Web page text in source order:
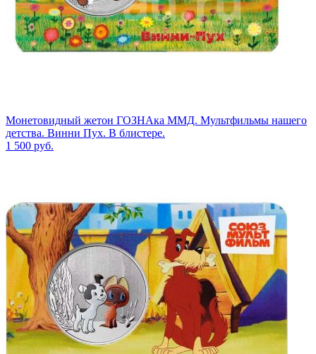
Монетовидный жетон ГОЗНАка ММД. Мультфильмы нашего
детства. Винни Пух. В блистере.
1 500 руб.